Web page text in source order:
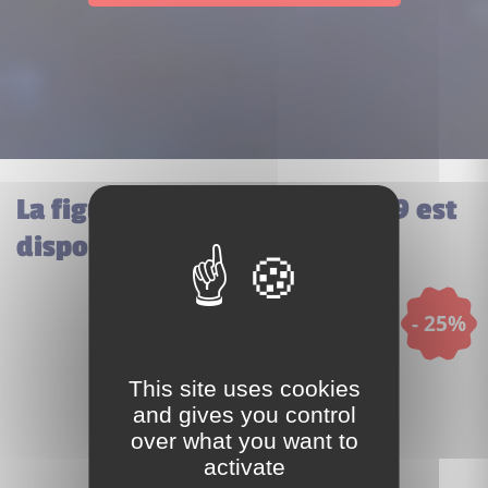
La figurine Viktor Krum hp189 est
disponible dans ces sets
- 25%
This site uses cookies
and gives you control
over what you want to
activate